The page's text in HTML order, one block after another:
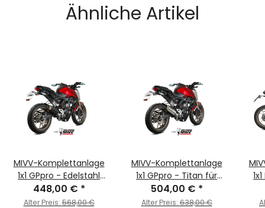
Ähnliche Artikel
MIVV-Komplettanlage
1x1 GPpro - Edelstahl
Schwarz für HONDA -
CB 125 R BJ. 2021 > 2024
448,00 € *
Alter Preis:568,00 €
MIVV-Komplettanlage
1x1 GPpro - Titan für
HONDA - CB 125 R BJ.
2021 > 2024 - H.077.L6P
504,00 € *
Alter Preis:638,00 €